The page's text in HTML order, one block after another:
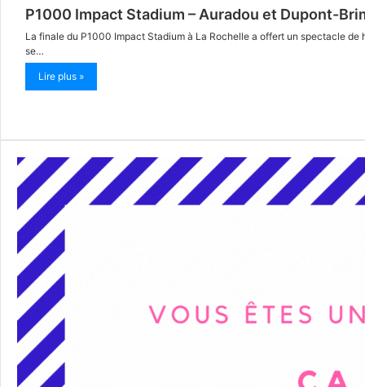
P1000 Impact Stadium – Auradou et Dupont-
La finale du P1000 Impact Stadium à La Rochelle a offert un spectacle
se…
Lire plus »